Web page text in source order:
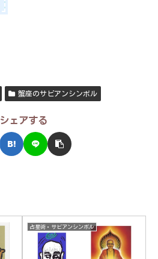
蟹座のサビアンシンボル
シェアする
占星術・サビアンシンボル